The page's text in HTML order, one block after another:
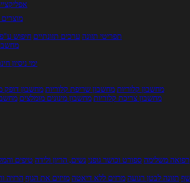
תפריטי תזונה ערכים תזונתיים חיפוש
5 ימי ניסיון
מחשבון קלוריות מחשבון שריפת קלוריות מחשבון דופק
מחשבון צריכת קלוריות מחשבון מינונים מומלצים
רפואה משלימה ספורט וכושר גופני נשים, הריון ולידה טיפים
תזונה לבטן רגועה מרזים ללא דיאטה מזיזים את הגוף הרזיה